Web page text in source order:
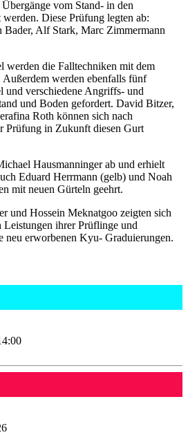
vom Stand- in den
Diese Prüfung legten ab:
Bader, Alf Stark, Marc Zimmermann
werden die Falltechniken mit dem
werden ebenfalls fünf
und verschiedene Angriffs- und
und Boden gefordert. David Bitzer,
Roth können sich nach
Prüfung in Zukunft diesen Gurt
Hausmanninger ab und erhielt
Eduard Herrmann (gelb) und Noah
mit neuen Gürteln geehrt.
und Hossein Meknatgoo zeigten sich
ihrer Prüflinge und
neu erworbenen Kyu- Graduierungen.